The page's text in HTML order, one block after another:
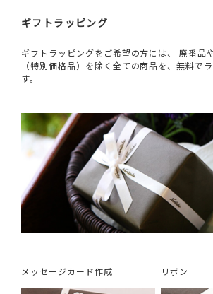
ギフトラッピング
ギフトラッピングをご希望の方には、 廃番品
（特別価格品）を除く全ての商品を、無料で
す。
メッセージカード作成 リボン